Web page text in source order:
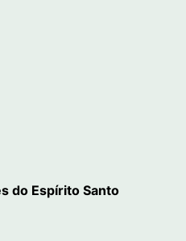
do Espírito Santo